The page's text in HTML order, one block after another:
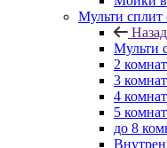
Мульти сплит
Назад
Мульти
2
3
4
5 комнат
до 8